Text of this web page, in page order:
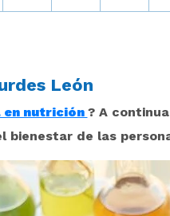
León
en nutrición ? A
bienestar de las